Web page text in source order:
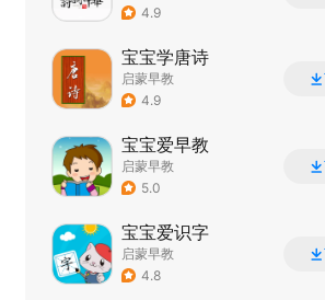
4.9
宝宝学唐诗
启蒙早教
4.9
宝宝爱早教
启蒙早教
5.0
宝宝爱识字
启蒙早教
4.8